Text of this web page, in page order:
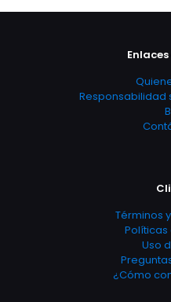
Responsabilidad
Términos
Uso
¿Cómo